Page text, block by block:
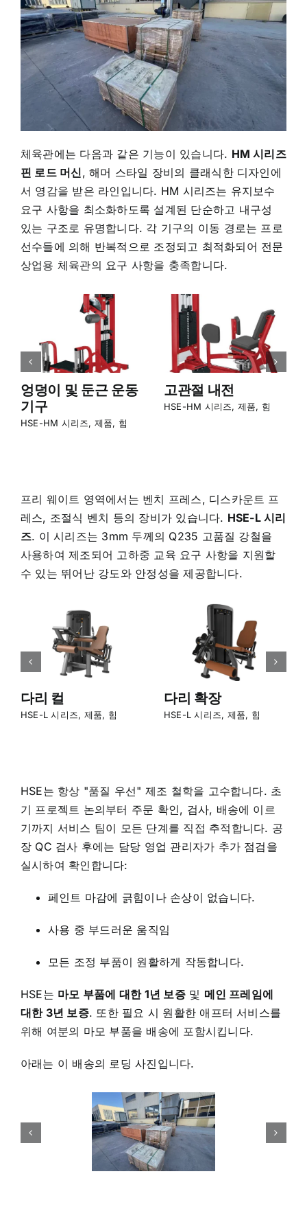
체육관에는 다음과 같은 기능이 있습니다. HM 시리즈
핀 로드 머신, 해머 스타일 장비의 클래식한 디자인에
서 영감을 받은 라인입니다. HM 시리즈는 유지보수
요구 사항을 최소화하도록 설계된 단순하고 내구성
있는 구조로 유명합니다. 각 기구의 이동 경로는 프로
선수들에 의해 반복적으로 조정되고 최적화되어 전문
상업용 체육관의 요구 사항을 충족합니다.
엉덩이 및 둔근 운동
기구
HSE-HM 시리즈, 제품, 힘
고관절 내전
HSE-HM 시리즈, 제품, 힘
프리 웨이트 영역에서는 벤치 프레스, 디스카운트 프
레스, 조절식 벤치 등의 장비가 있습니다. HSE-L 시리
즈. 이 시리즈는 3mm 두께의 Q235 고품질 강철을
사용하여 제조되어 고하중 교육 요구 사항을 지원할
수 있는 뛰어난 강도와 안정성을 제공합니다.
다리 컬
HSE-L 시리즈, 제품, 힘
다리 확장
HSE-L 시리즈, 제품, 힘
HSE는 항상 "품질 우선" 제조 철학을 고수합니다. 초
기 프로젝트 논의부터 주문 확인, 검사, 배송에 이르
기까지 서비스 팀이 모든 단계를 직접 추적합니다. 공
장 QC 검사 후에는 담당 영업 관리자가 추가 점검을
실시하여 확인합니다:
페인트 마감에 긁힘이나 손상이 없습니다.
사용 중 부드러운 움직임
모든 조정 부품이 원활하게 작동합니다.
HSE는 마모 부품에 대한 1년 보증및 메인 프레임에
대한 3년 보증. 또한 필요 시 원활한 애프터 서비스를
위해 여분의 마모 부품을 배송에 포함시킵니다.
아래는 이 배송의 로딩 사진입니다.